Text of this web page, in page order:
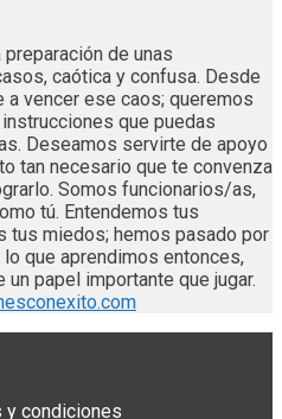
de unas
caótica y confusa. Desde
vencer ese caos; queremos
que puedas
Deseamos servirte de apoyo
tan necesario que te convenza
Somos funcionarios/as,
tú. Entendemos tus
tus miedos; hemos pasado por
que aprendimos entonces,
papel importante que jugar.
y condiciones